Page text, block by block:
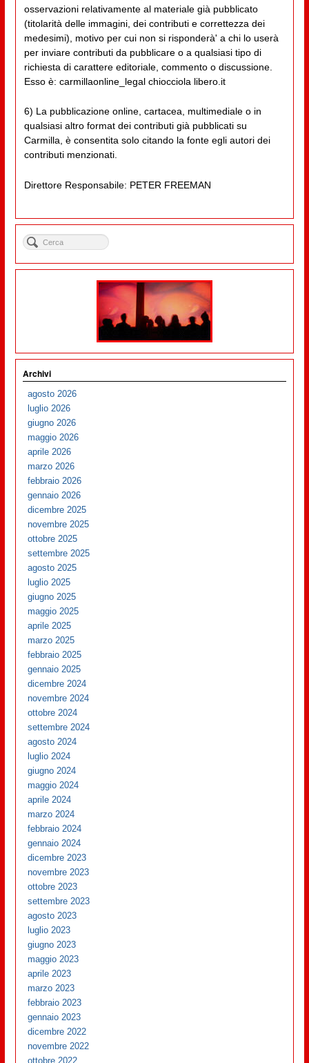
osservazioni relativamente al materiale già pubblicato
(titolarità delle immagini, dei contributi e correttezza dei
medesimi), motivo per cui non si risponderà' a chi lo userà
per inviare contributi da pubblicare o a qualsiasi tipo di
richiesta di carattere editoriale, commento o discussione.
Esso è: carmillaonline_legal chiocciola libero.it
6) La pubblicazione online, cartacea, multimediale o in
qualsiasi altro format dei contributi già pubblicati su
Carmilla, è consentita solo citando la fonte egli autori dei
contributi menzionati.
Direttore Responsabile: PETER FREEMAN
Archivi
agosto 2026
luglio 2026
giugno 2026
maggio 2026
aprile 2026
marzo 2026
febbraio 2026
gennaio 2026
dicembre 2025
novembre 2025
ottobre 2025
settembre 2025
agosto 2025
luglio 2025
giugno 2025
maggio 2025
aprile 2025
marzo 2025
febbraio 2025
gennaio 2025
dicembre 2024
novembre 2024
ottobre 2024
settembre 2024
agosto 2024
luglio 2024
giugno 2024
maggio 2024
aprile 2024
marzo 2024
febbraio 2024
gennaio 2024
dicembre 2023
novembre 2023
ottobre 2023
settembre 2023
agosto 2023
luglio 2023
giugno 2023
maggio 2023
aprile 2023
marzo 2023
febbraio 2023
gennaio 2023
dicembre 2022
novembre 2022
ottobre 2022